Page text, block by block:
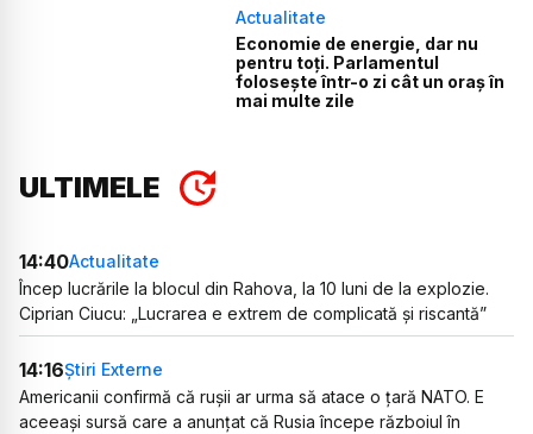
Actualitate
Economie de energie, dar nu
pentru toți. Parlamentul
folosește într-o zi cât un oraș în
mai multe zile
ULTIMELE
14:40Actualitate
Încep lucrările la blocul din Rahova, la 10 luni de la explozie.
Ciprian Ciucu: „Lucrarea e extrem de complicată și riscantă”
14:16Știri Externe
Americanii confirmă că rușii ar urma să atace o țară NATO. E
aceeași sursă care a anunțat că Rusia începe războiul în